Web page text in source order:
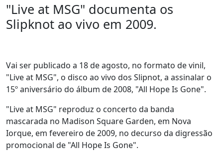
"Live at MSG" documenta os
Slipknot ao vivo em 2009.
Vai ser publicado a 18 de agosto, no formato de vinil,
"Live at MSG", o disco ao vivo dos Slipnot, a assinalar o
15º aniversário do álbum de 2008, "All Hope Is Gone".
"Live at MSG" reproduz o concerto da banda
mascarada no Madison Square Garden, em Nova
Iorque, em fevereiro de 2009, no decurso da digressão
promocional de "All Hope Is Gone".